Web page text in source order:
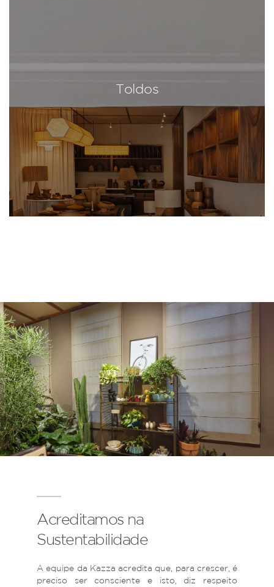
Toldos
Acreditamos na
Sustentabilidade
A equipe da Kazza acredita que, para crescer, é
preciso ser consciente e isto, diz respeito